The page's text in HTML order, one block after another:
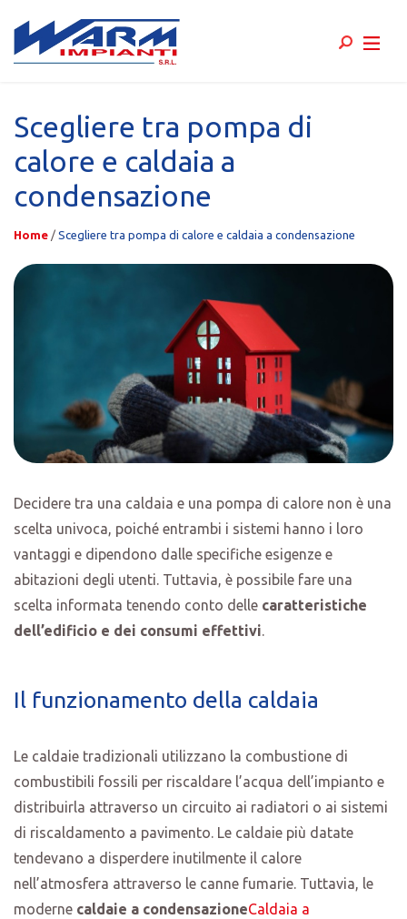
content
Scegliere tra pompa di
calore e caldaia a
condensazione
Home / Scegliere tra pompa di calore e caldaia a condensazione
Decidere tra una caldaia e una pompa di calore non è una
scelta univoca, poiché entrambi i sistemi hanno i loro
vantaggi e dipendono dalle specifiche esigenze e
abitazioni degli utenti. Tuttavia, è possibile fare una
scelta informata tenendo conto delle caratteristiche
dell’edificio e dei consumi effettivi.
Il funzionamento della caldaia
Le caldaie tradizionali utilizzano la combustione di
combustibili fossili per riscaldare l’acqua dell’impianto e
distribuirla attraverso un circuito ai radiatori o ai sistemi
di riscaldamento a pavimento. Le caldaie più datate
tendevano a disperdere inutilmente il calore
nell’atmosfera attraverso le canne fumarie. Tuttavia, le
moderne caldaie a condensazioneCaldaia a